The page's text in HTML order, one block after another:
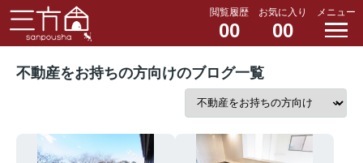
閲覧履歴
00
お気に入り
00
メニュー
不動産をお持ちの方向けのブログ一覧